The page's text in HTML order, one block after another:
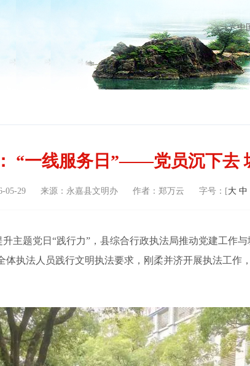
中
“一线服务日”——党员沉下去
05-29 来源： 永嘉县文明办 作者： 郑万云 字号：[大 中
主题党日“践行力”，县综合行政执法局推动党建工作
体执法人员践行文明执法要求，刚柔并济开展执法工作